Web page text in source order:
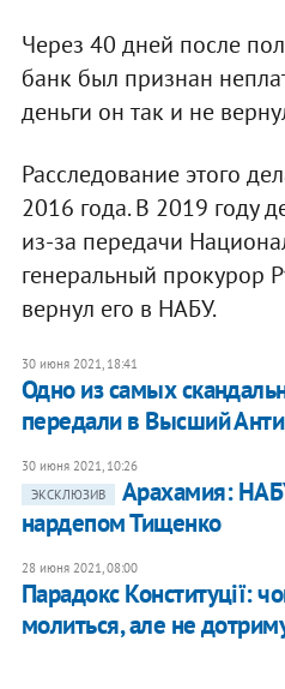
Через 40 дней после
банк был признан
деньги он так и не
Расследование этого
2016 года. В 2019 году
из-за передачи
генеральный прокурор
вернул его в НАБУ.
30 июня 2021, 18:41
Одно из самых
передали в Высший
30 июня 2021, 10:26
ЭКСКЛЮЗИВ
Арахамия:
нардепом Тищенко
28 июня 2021, 08:00
Парадокс Конституції:
молиться, але не